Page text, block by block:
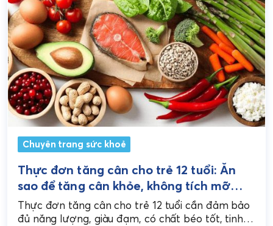
Chuyên trang sức khoẻ
Thực đơn tăng cân cho trẻ 12 tuổi: Ăn
sao để tăng cân khỏe, không tích mỡ
xấu?
Thực đơn tăng cân cho trẻ 12 tuổi cần đảm bảo
đủ năng lượng, giàu đạm, có chất béo tốt, tinh